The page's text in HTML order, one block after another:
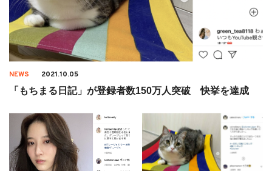
NEWS 2021.10.05
「もちまる日記」が登録者数150万人突破 快挙を達成